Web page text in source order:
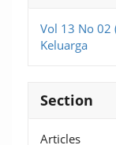
Vol 13 No 02
Keluarga
Section
Articles